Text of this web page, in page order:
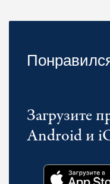
Загрузите
Android и